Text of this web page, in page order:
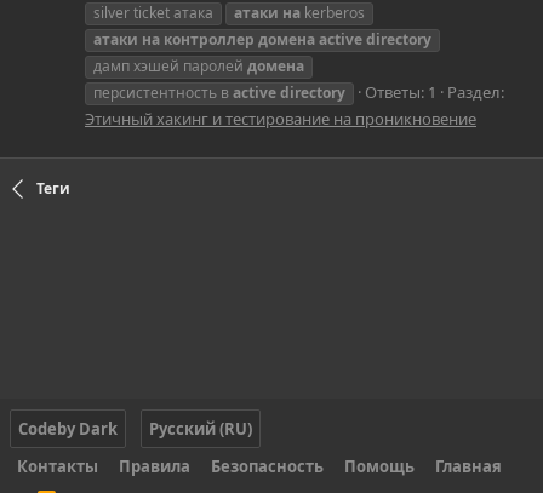
silver ticket атака
атаки на kerberos
атаки на контроллер доменаactivedirectory
дамп хэшей паролей домена
персистентность в activedirectory Ответы: 1
Раздел:
Этичный хакинг и тестирование на проникновение
Теги
Codeby Dark
Русский (RU)
Контакты
Правила Безопасность Помощь Главная